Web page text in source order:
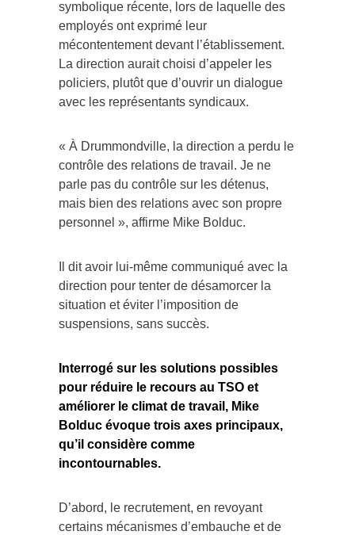
symbolique récente, lors de laquelle des
employés ont exprimé leur
mécontentement devant l’établissement.
La direction aurait choisi d’appeler les
policiers, plutôt que d’ouvrir un dialogue
avec les représentants syndicaux.
« À Drummondville, la direction a perdu le
contrôle des relations de travail. Je ne
parle pas du contrôle sur les détenus,
mais bien des relations avec son propre
personnel », affirme Mike Bolduc.
Il dit avoir lui-même communiqué avec la
direction pour tenter de désamorcer la
situation et éviter l’imposition de
suspensions, sans succès.
Interrogé sur les solutions possibles
pour réduire le recours au TSO et
améliorer le climat de travail, Mike
Bolduc évoque trois axes principaux,
qu’il considère comme
incontournables.
D’abord, le recrutement, en revoyant
certains mécanismes d’embauche et de